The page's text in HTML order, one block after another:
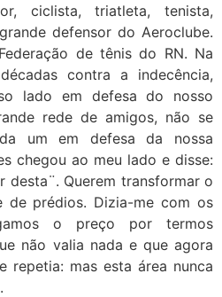
ciclista, triatleta, tenista,
defensor do Aeroclube.
de tênis do RN. Na
contra a indecência,
lado em defesa do nosso
rede de amigos, não se
um em defesa da nossa
chegou ao meu lado e disse:
desta¨. Querem transformar o
de prédios. Dizia-me com os
o preço por termos
não valia nada e que agora
repetia: mas esta área nunca